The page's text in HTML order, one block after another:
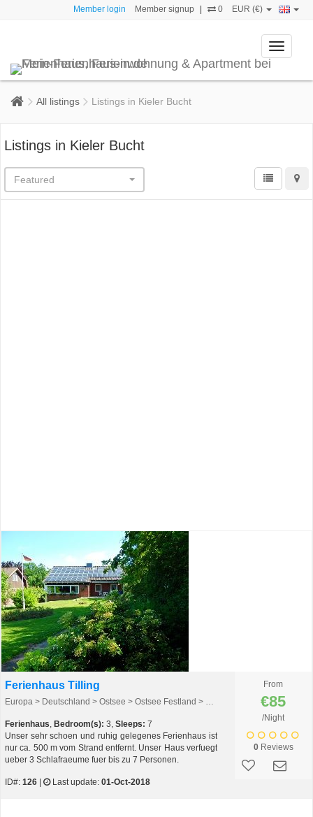
Member login Member signup 0 EUR (€)
Toggle
All listings Listings in Kieler Bucht
Listings in Kieler Bucht
Featured
Ferienhaus Tilling
Europa > Deutschland > Ostsee > Ostsee Festland > Kieler Bucht
Ferienhaus, Bedroom(s): 3, Sleeps: 7
Unser sehr schoen und ruhig gelegenes Ferienhaus ist
nur ca. 500 m vom Strand entfernt. Unser Haus verfuegt
ueber 3 Schlafraeume fuer bis zu 7 Personen.
ID#: 126 Last update: 01-Oct-2018
From
€85
/Night
0Reviews